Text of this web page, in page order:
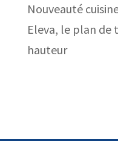
Nouveauté
Eleva, le plan de
hauteur